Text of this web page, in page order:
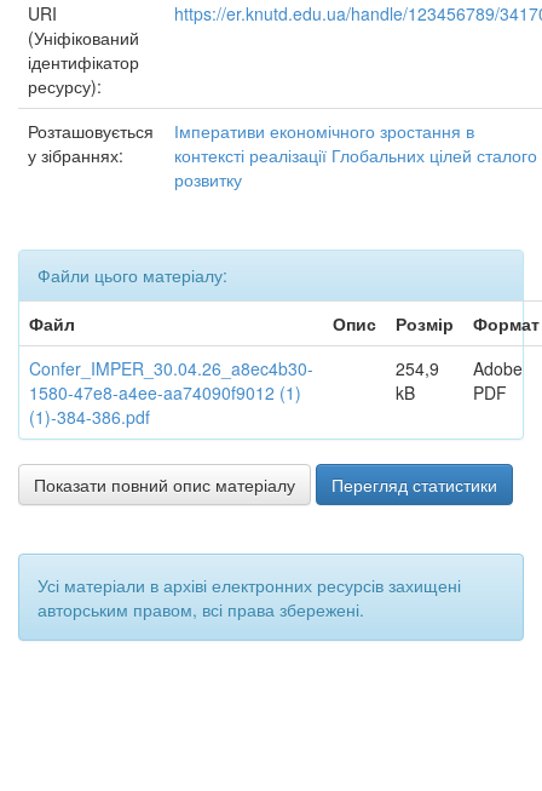
URI
(Уніфікований
ідентифікатор
ресурсу):
https://er.knutd.edu.ua/handle/123456789/
Розташовується
у зібраннях:
Імперативи економічного зростання в
контексті реалізації Глобальних цілей сталого
розвитку
Файли цього матеріалу:
Файл
Опис Розмір
Формат
Confer_IMPER_30.04.26_a8ec4b30-
1580-47e8-a4ee-aa74090f9012 (1)
(1)-384-386.pdf
254,9
kB
Adobe
PDF
Показати повний опис матеріалу Перегляд статистики
Усі матеріали в архіві електронних ресурсів захищені
авторським правом, всі права збережені.